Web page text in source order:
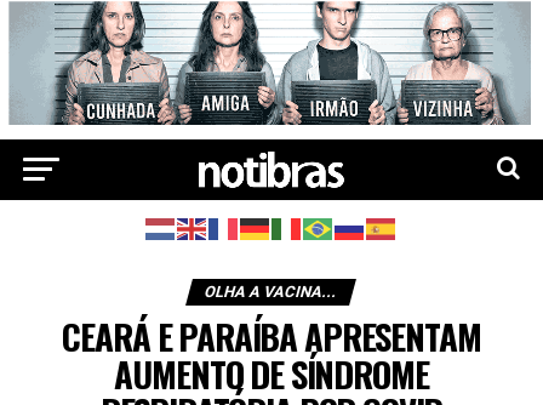
OLHA A VACINA...
CEARÁ E PARAÍBA APRESENTAM
AUMENTO DE SÍNDROME